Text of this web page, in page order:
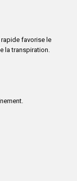
favorise le
la transpiration.